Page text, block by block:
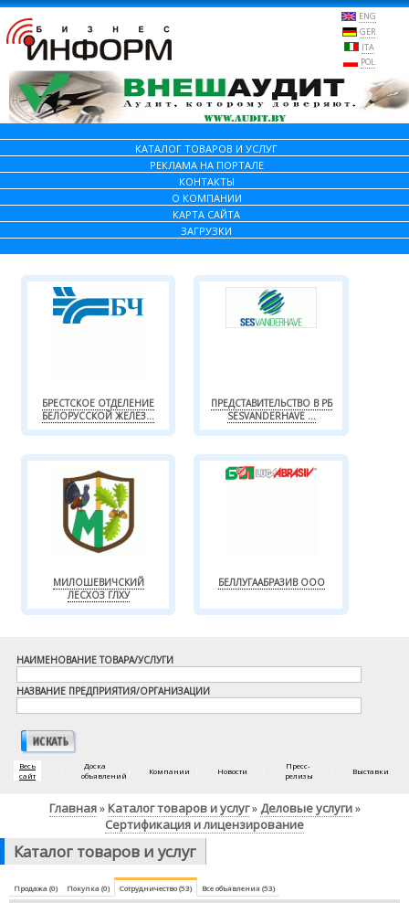
ENG
GER
ITA
POL
КАТАЛОГ ТОВАРОВ И УСЛУГ
РЕКЛАМА НА ПОРТАЛЕ
КОНТАКТЫ
О КОМПАНИИ
КАРТА САЙТА
ЗАГРУЗКИ
БРЕСТСКОЕ ОТДЕЛЕНИЕ
БЕЛОРУССКОЙ ЖЕЛЕЗ...
ПРЕДСТАВИТЕЛЬСТВО В РБ
SESVANDERHAVE ...
МИЛОШЕВИЧСКИЙ
ЛЕСХОЗ ГЛХУ
БЕЛЛУГААБРАЗИВ ООО
НАИМЕНОВАНИЕ ТОВАРА/УСЛУГИ
НАЗВАНИЕ ПРЕДПРИЯТИЯ/ОРГАНИЗАЦИИ
Весь
сайт
Доска
объявлений
Компании Новости
Пресс-
релизы
Выставки
Главная» Каталог товаров и услуг» Деловые услуги»
Сертификация и лицензирование
Каталог товаров и услуг
Продажа (0) Покупка (0) Сотрудничество (53) Все объявления (53)